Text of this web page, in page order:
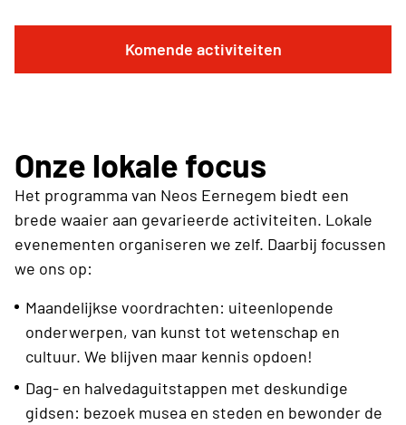
Komende activiteiten
Onze lokale focus
Het programma van Neos Eernegem biedt een
brede waaier aan gevarieerde activiteiten. Lokale
evenementen organiseren we zelf. Daarbij focussen
we ons op:
Maandelijkse voordrachten: uiteenlopende
onderwerpen, van kunst tot wetenschap en
cultuur. We blijven maar kennis opdoen!
Dag- en halvedaguitstappen met deskundige
gidsen: bezoek musea en steden en bewonder de